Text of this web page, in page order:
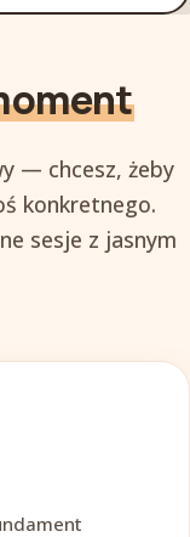
— chcesz, żeby
konkretnego.
sesje z jasnym